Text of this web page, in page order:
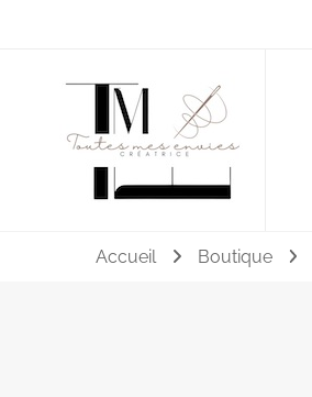
Toutes mes envies
Couture, accessoires, mode, bijoux …
Accueil Boutique